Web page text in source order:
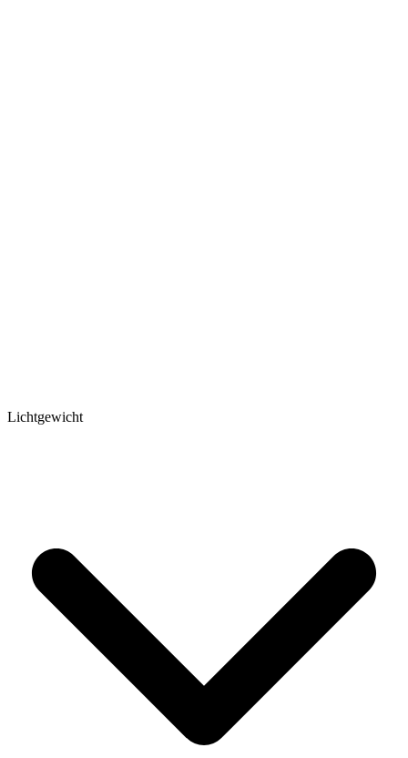
Lichtgewicht